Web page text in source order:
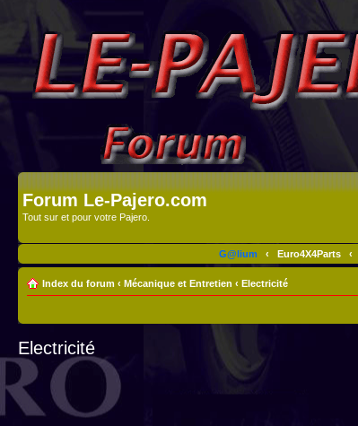
Forum Le-Pajero.com
Tout sur et pour votre Pajero.
G@lium ‹ Euro4X4Parts ‹
Index du forum ‹ Mécanique et Entretien ‹ Electricité
Electricité